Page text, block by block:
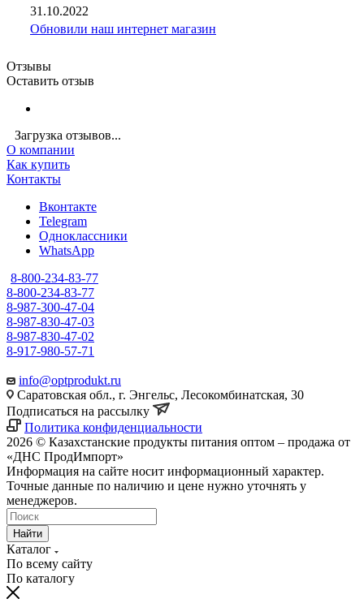
31.10.2022
Обновили наш интернет магазин
Отзывы
Оставить отзыв
Загрузка отзывов...
О компании
Как купить
Контакты
Вконтакте
Telegram
Одноклассники
WhatsApp
8-800-234-83-77
8-800-234-83-77
8-987-300-47-04
8-987-830-47-03
8-987-830-47-02
8-917-980-57-71
info@optprodukt.ru
Саратовская обл., г. Энгельс, Лесокомбинатская, 30
Подписаться на рассылку
Политика конфиденциальности
2026 © Казахстанские продукты питания оптом – продажа от
«ДНС ПродИмпорт»
Информация на сайте носит информационный характер.
Точные данные по наличию и цене нужно уточнять у
менеджеров.
Найти
Каталог
По всему сайту
По каталогу